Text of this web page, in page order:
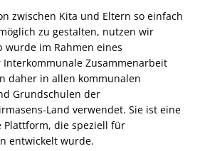
zwischen Kita und Eltern so einfach
zu gestalten, nutzen wir
wurde im Rahmen eines
Zusammenarbeit
daher in allen kommunalen
Grundschulen der
Land verwendet. Sie ist eine
Plattform, die speziell für
entwickelt wurde.